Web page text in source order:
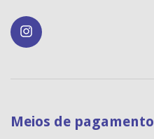
Meios de pagamento